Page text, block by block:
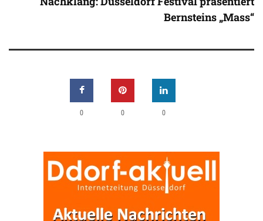
Bernsteins „Mass“
0 0 0